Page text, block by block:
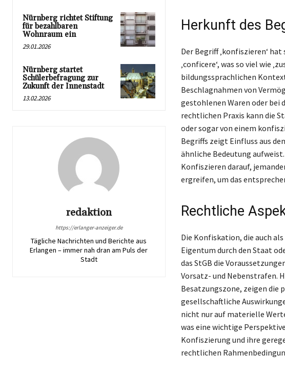
Nürnberg richtet Stiftung
für bezahlbaren
Wohnraum ein
29.01.2026
Nürnberg startet
Schülerbefragung zur
Zukunft der Innenstadt
13.02.2026
redaktion
https://erlanger-anzeiger.de
Tägliche Nachrichten und Berichte aus
Erlangen – immer nah dran am Puls der
Stadt
Herkunft des
Der Begriff ‚konfiszieren‘
‚conficere‘, was so viel wie
bildungssprachlichen
Beschlagnahmen von
gestohlenen Waren oder bei
rechtlichen Praxis kann die
oder sogar von einem
Begriffs zeigt Einfluss aus
ähnliche Bedeutung
Konfiszieren darauf,
ergreifen, um das
Rechtliche
Die Konfiskation, die auch
Eigentum durch den Staat
das StGB die
Vorsatz- und Nebenstrafen.
Besatzungszone, zeigen die
gesellschaftliche
nicht nur auf materielle
was eine wichtige
Konfiszierung und ihre
rechtlichen